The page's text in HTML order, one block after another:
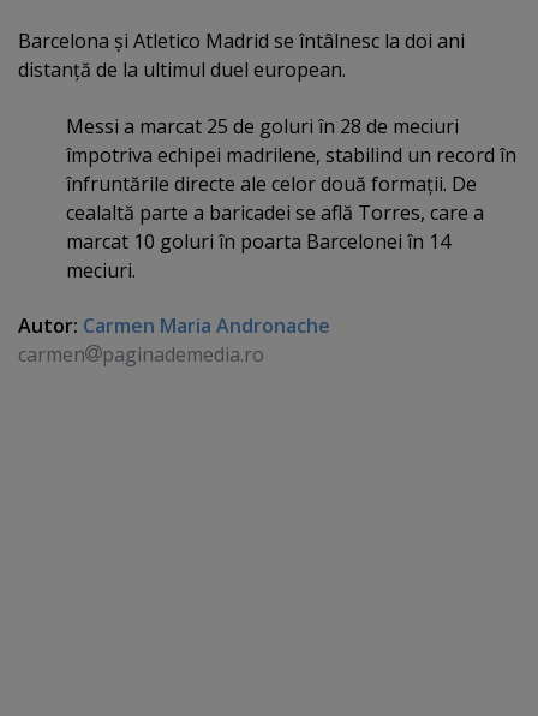
Barcelona şi Atletico Madrid se întâlnesc la doi ani
distanţă de la ultimul duel european.
Messi a marcat 25 de goluri în 28 de meciuri
împotriva echipei madrilene, stabilind un record în
înfruntările directe ale celor două formaţii. De
cealaltă parte a baricadei se află Torres, care a
marcat 10 goluri în poarta Barcelonei în 14
meciuri.
Autor: Carmen Maria Andronache
carmen
paginademedia.ro